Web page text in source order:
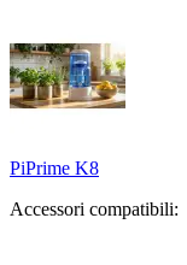
PiPrime K8
Accessori compatibili: